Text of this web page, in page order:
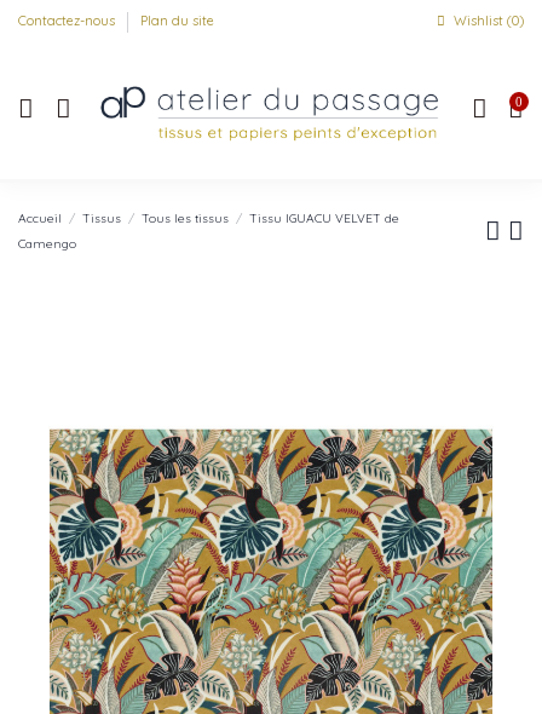
Contactez-nous Plan du site Wishlist (0)
0
Accueil Tissus Tous les tissus
Tissu IGUACU VELVET de
Camengo